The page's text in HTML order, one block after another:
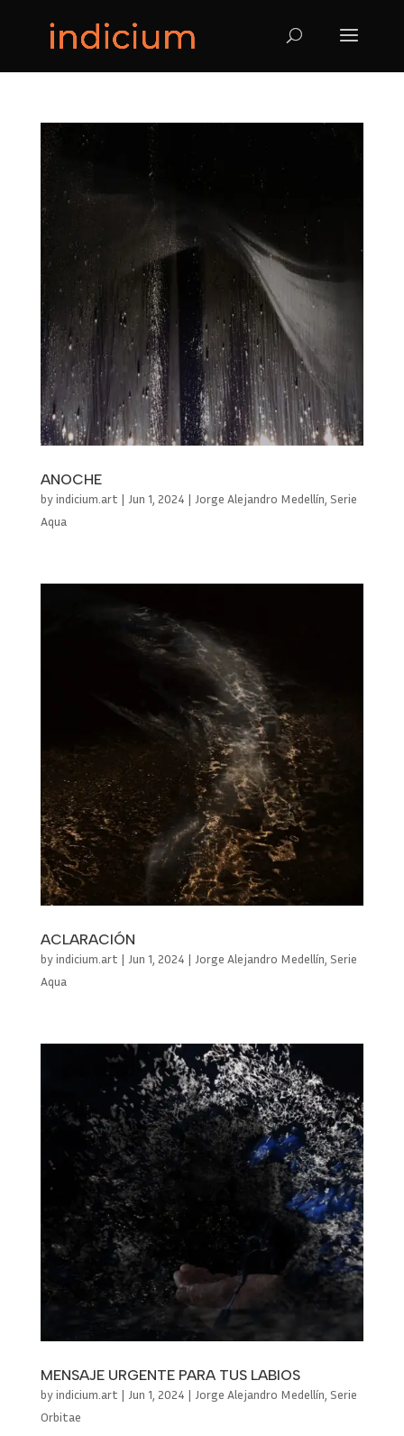
ANOCHE
byindicium.art | Jun 1, 2024 | Jorge Alejandro Medellín Serie
Aqua
ACLARACIÓN
byindicium.art | Jun 1, 2024 | Jorge Alejandro Medellín Serie
Aqua
MENSAJE URGENTE PARA TUS LABIOS
byindicium.art | Jun 1, 2024 | Jorge Alejandro Medellín Serie
Orbitae